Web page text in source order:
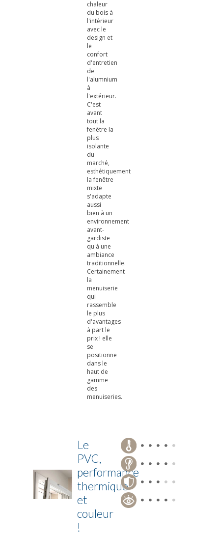
chaleur
du bois à
l'intérieur
avec le
design et
le
confort
d'entretien
de
l'alumnium
à
l'extérieur.
C'est
avant
tout la
fenêtre la
plus
isolante
du
marché,
esthétiquement
la fenêtre
mixte
s'adapte
aussi
bien à un
environnement
avant-
gardiste
qu'à une
ambiance
traditionnelle.
Certainement
la
menuiserie
qui
rassemble
le plus
d'avantages
à part le
prix ! elle
se
positionne
dans le
haut de
gamme
des
menuiseries.
Le
PVC,
performance
thermique
et
couleur
!